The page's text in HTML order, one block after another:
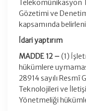
Telekomünikasyon
Gözetimi ve
kapsamında
İdari yaptırım
MADDE 12 – (1)
hükümlere
28914 sayılı Resmî
Teknolojileri ve
Yönetmeliği